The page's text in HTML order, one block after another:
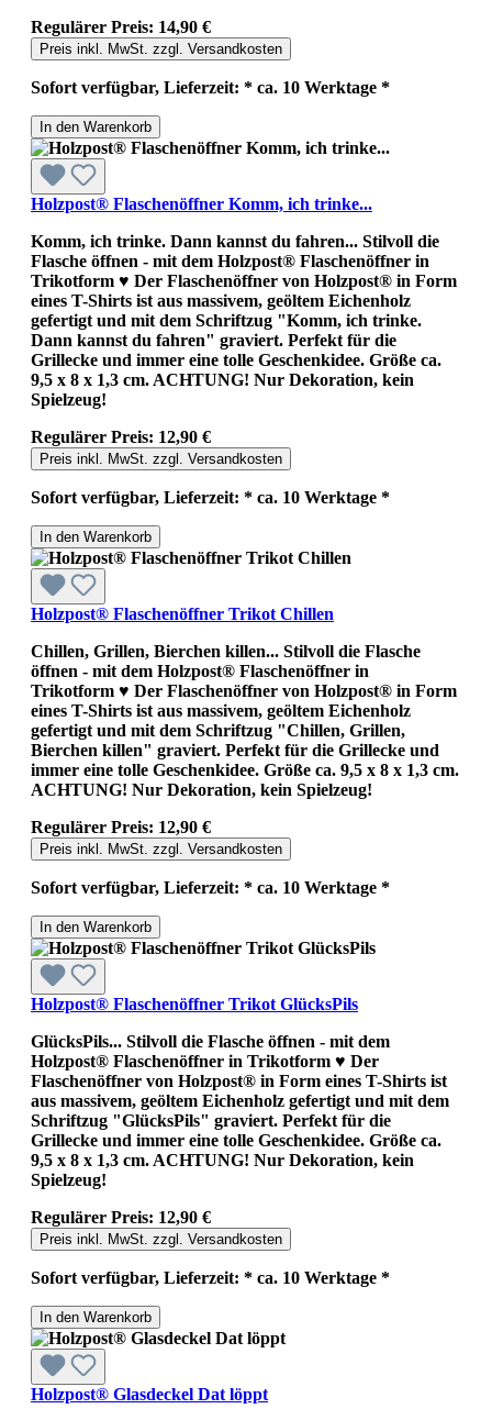
Regulärer Preis: 14,90 €
Preis inkl. MwSt. zzgl. Versandkosten
Sofort verfügbar, Lieferzeit: * ca. 10 Werktage *
In den Warenkorb
Holzpost® Flaschenöffner Komm, ich trinke...
Komm, ich trinke. Dann kannst du fahren... Stilvoll die
Flasche öffnen - mit dem Holzpost® Flaschenöffner in
Trikotform ♥ Der Flaschenöffner von Holzpost® in Form
eines T-Shirts ist aus massivem, geöltem Eichenholz
gefertigt und mit dem Schriftzug "Komm, ich trinke.
Dann kannst du fahren" graviert. Perfekt für die
Grillecke und immer eine tolle Geschenkidee. Größe ca.
9,5 x 8 x 1,3 cm. ACHTUNG! Nur Dekoration, kein
Spielzeug!
Regulärer Preis: 12,90 €
Preis inkl. MwSt. zzgl. Versandkosten
Sofort verfügbar, Lieferzeit: * ca. 10 Werktage *
In den Warenkorb
Holzpost® Flaschenöffner Trikot Chillen
Chillen, Grillen, Bierchen killen... Stilvoll die Flasche
öffnen - mit dem Holzpost® Flaschenöffner in
Trikotform ♥ Der Flaschenöffner von Holzpost® in Form
eines T-Shirts ist aus massivem, geöltem Eichenholz
gefertigt und mit dem Schriftzug "Chillen, Grillen,
Bierchen killen" graviert. Perfekt für die Grillecke und
immer eine tolle Geschenkidee. Größe ca. 9,5 x 8 x 1,3 cm.
ACHTUNG! Nur Dekoration, kein Spielzeug!
Regulärer Preis: 12,90 €
Preis inkl. MwSt. zzgl. Versandkosten
Sofort verfügbar, Lieferzeit: * ca. 10 Werktage *
In den Warenkorb
Holzpost® Flaschenöffner Trikot GlücksPils
GlücksPils... Stilvoll die Flasche öffnen - mit dem
Holzpost® Flaschenöffner in Trikotform ♥ Der
Flaschenöffner von Holzpost® in Form eines T-Shirts ist
aus massivem, geöltem Eichenholz gefertigt und mit dem
Schriftzug "GlücksPils" graviert. Perfekt für die
Grillecke und immer eine tolle Geschenkidee. Größe ca.
9,5 x 8 x 1,3 cm. ACHTUNG! Nur Dekoration, kein
Spielzeug!
Regulärer Preis: 12,90 €
Preis inkl. MwSt. zzgl. Versandkosten
Sofort verfügbar, Lieferzeit: * ca. 10 Werktage *
In den Warenkorb
Holzpost® Glasdeckel Dat löppt